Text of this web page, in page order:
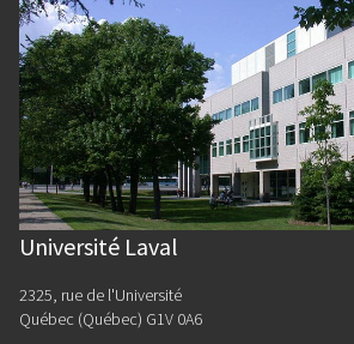
Université Laval
2325, rue de l'Université
Québec (Québec) G1V 0A6